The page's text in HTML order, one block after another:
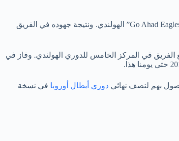
مسيرته مع التدريب عام 2012، حيث استلم منصب المدير الفني لفريق “Go Ahad Eagles” الهولندي. ونتيجة جهوده في الفريق
المدير الفني للفريق في عام 2015. حيث أنهى الموسم الأول مع الفريق في المركز الخامس للدوري الهولندي. وفاز في
بهم لنصف نهائي دوري أبطال أوروبا في نسخة